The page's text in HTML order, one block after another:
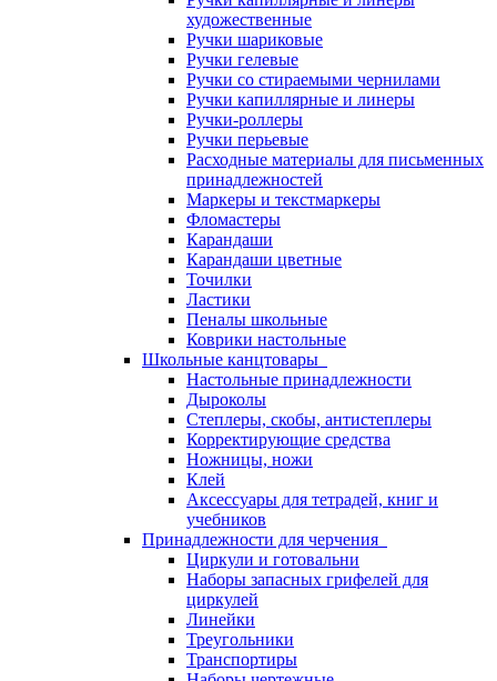
художественные
Ручки шариковые
Ручки гелевые
Ручки со стираемыми чернилами
Ручки капиллярные и линеры
Ручки-роллеры
Ручки перьевые
Расходные материалы для письменных
принадлежностей
Маркеры и текстмаркеры
Фломастеры
Карандаши
Карандаши цветные
Точилки
Ластики
Пеналы школьные
Коврики настольные
Школьные канцтовары
Настольные принадлежности
Дыроколы
Степлеры, скобы, антистеплеры
Корректирующие средства
Ножницы, ножи
Клей
Аксессуары для тетрадей, книг и
учебников
Принадлежности для черчения
Циркули и готовальни
Наборы запасных грифелей для
циркулей
Линейки
Треугольники
Транспортиры